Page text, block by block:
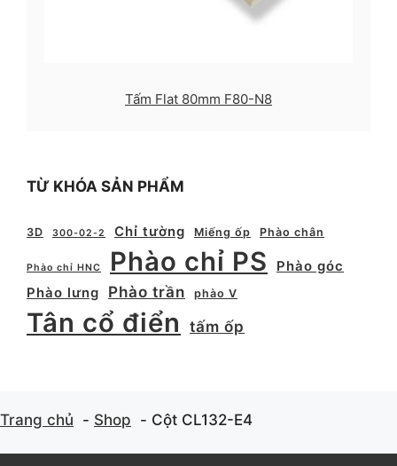
Tấm Flat 80mm F80-N8
TỪ KHÓA SẢN PHẨM
3D 300-02-2 Chỉ tường Miếng ốp Phào chân
Phào chỉ HNC Phào chỉ PS
Phào góc
Phào lưng
Phào trần phào V
Tân cổ điển tấm ốp
Trang chủ Shop Cột CL132-E4